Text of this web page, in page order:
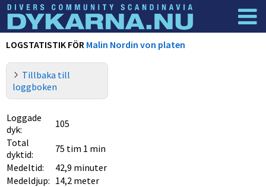
Dyknyheter
LOGSTATISTIK FÖR Malin Nordin von platen
Tillbaka till
loggboken
Loggade
dyk:
105
Total
dyktid:
75 tim 1 min
Medeltid:
42,9 minuter
Medeldjup: 14,2 meter